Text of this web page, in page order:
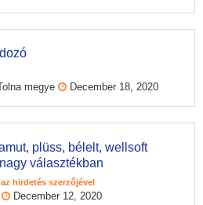
megye December 18, 2020
plüss, bélelt, wellsoft
választékban
hirdetés szerzőjével
December 12, 2020